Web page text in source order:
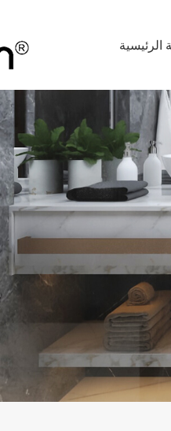
الرئيسية